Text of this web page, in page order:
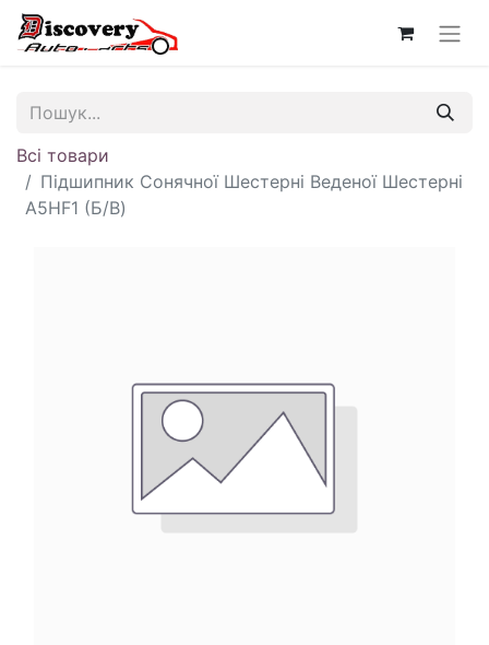
Всі товари
Підшипник Сонячної Шестерні Веденої Шестерні
A5HF1 (Б/В)